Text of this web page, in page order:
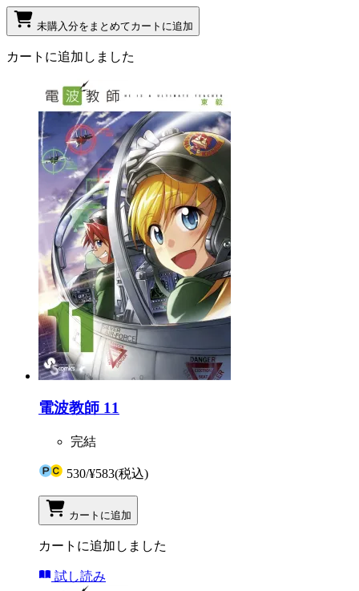
未購入分をまとめてカートに追加
カートに追加しました
電波教師 11
完結
530/¥583(税込)
カートに追加
カートに追加しました
試し読み